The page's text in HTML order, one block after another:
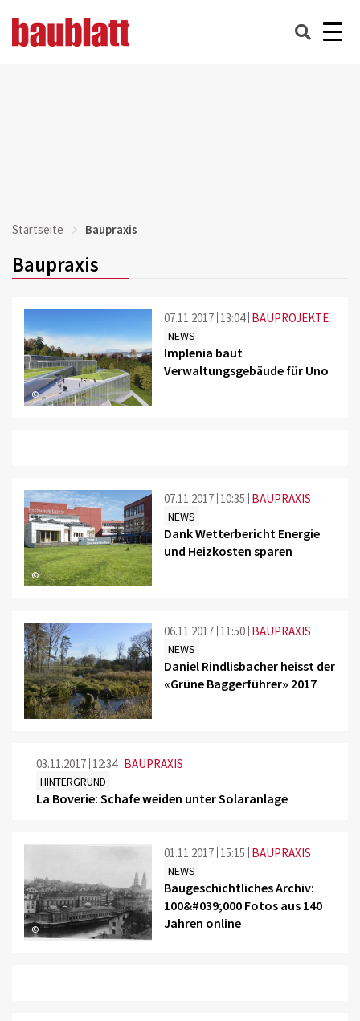
Startseite Baupraxis
Baupraxis
©
07.11.2017 13:04 BAUPROJEKTE
NEWS
Implenia baut
Verwaltungsgebäude für Uno
©
07.11.2017 10:35 BAUPRAXIS
NEWS
Dank Wetterbericht Energie
und Heizkosten sparen
06.11.2017 11:50 BAUPRAXIS
NEWS
Daniel Rindlisbacher heisst der
«Grüne Baggerführer» 2017
03.11.2017 12:34 BAUPRAXIS
HINTERGRUND
La Boverie: Schafe weiden unter Solaranlage
©
01.11.2017 15:15 BAUPRAXIS
NEWS
Baugeschichtliches Archiv:
100&#039;000 Fotos aus 140
Jahren online